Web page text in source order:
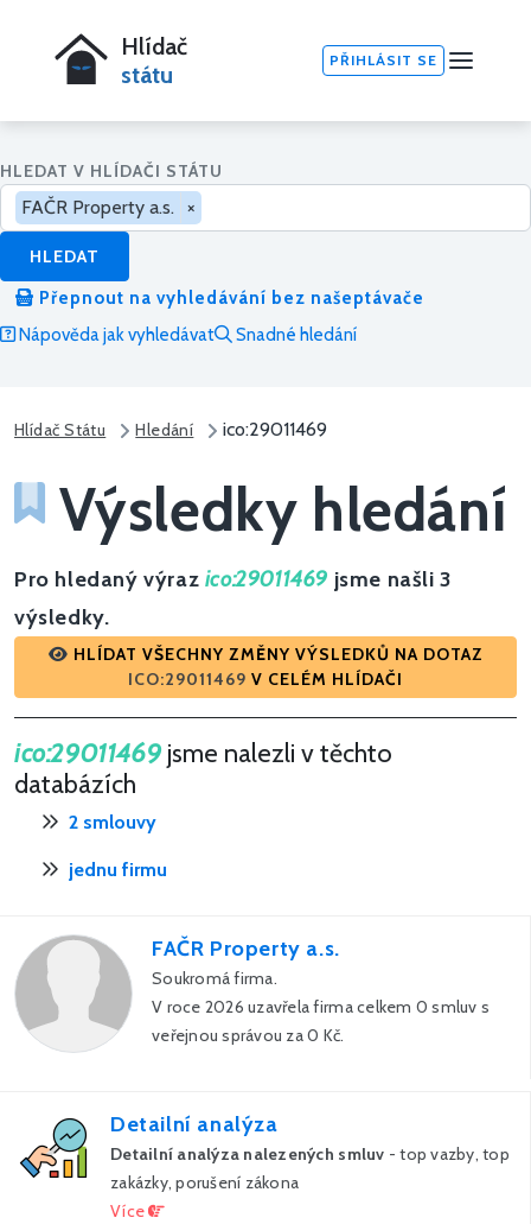
Hlídač
státu
PŘIHLÁSIT SE
HLEDAT V HLÍDAČI STÁTU
FAČR Property a.s. ×
HLEDAT
Přepnout na vyhledávání bez našeptávače
Nápověda jak vyhledávat
Snadné hledání
Hlídač Státu Hledání ico:29011469
Výsledky hledání
Pro hledaný výraz ico:29011469 jsme našli 3
výsledky.
HLÍDAT VŠECHNY ZMĚNY VÝSLEDKŮ NA DOTAZ
ICO:29011469 V CELÉM HLÍDAČI
ico:29011469jsme nalezli v těchto
databázích
2 smlouvy
jednu firmu
FAČR Property a.s.
Soukromá firma.
V roce 2026 uzavřela firma celkem 0 smluv s
veřejnou správou za 0 Kč.
Detailní analýza
Detailní analýza nalezených smluv - top vazby, top
zakázky, porušení zákona
Více